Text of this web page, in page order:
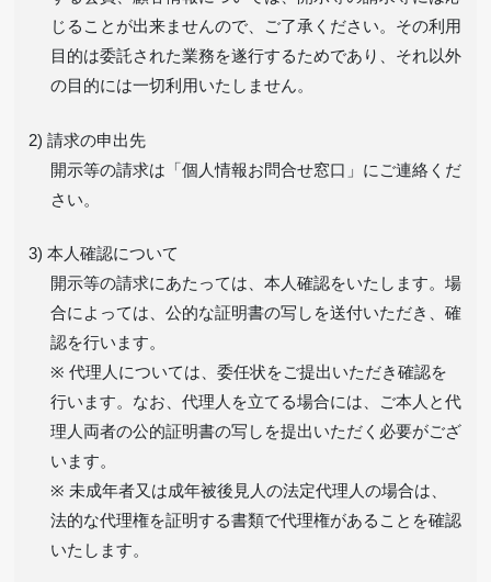
じることが出来ませんので、ご了承ください。その利用
目的は委託された業務を遂行するためであり、それ以外
の目的には一切利用いたしません。
2) 請求の申出先
開示等の請求は「個人情報お問合せ窓口」にご連絡くだ
さい。
3) 本人確認について
開示等の請求にあたっては、本人確認をいたします。場
合によっては、公的な証明書の写しを送付いただき、確
認を行います。
※ 代理人については、委任状をご提出いただき確認を
行います。なお、代理人を立てる場合には、ご本人と代
理人両者の公的証明書の写しを提出いただく必要がござ
います。
※ 未成年者又は成年被後見人の法定代理人の場合は、
法的な代理権を証明する書類で代理権があることを確認
いたします。